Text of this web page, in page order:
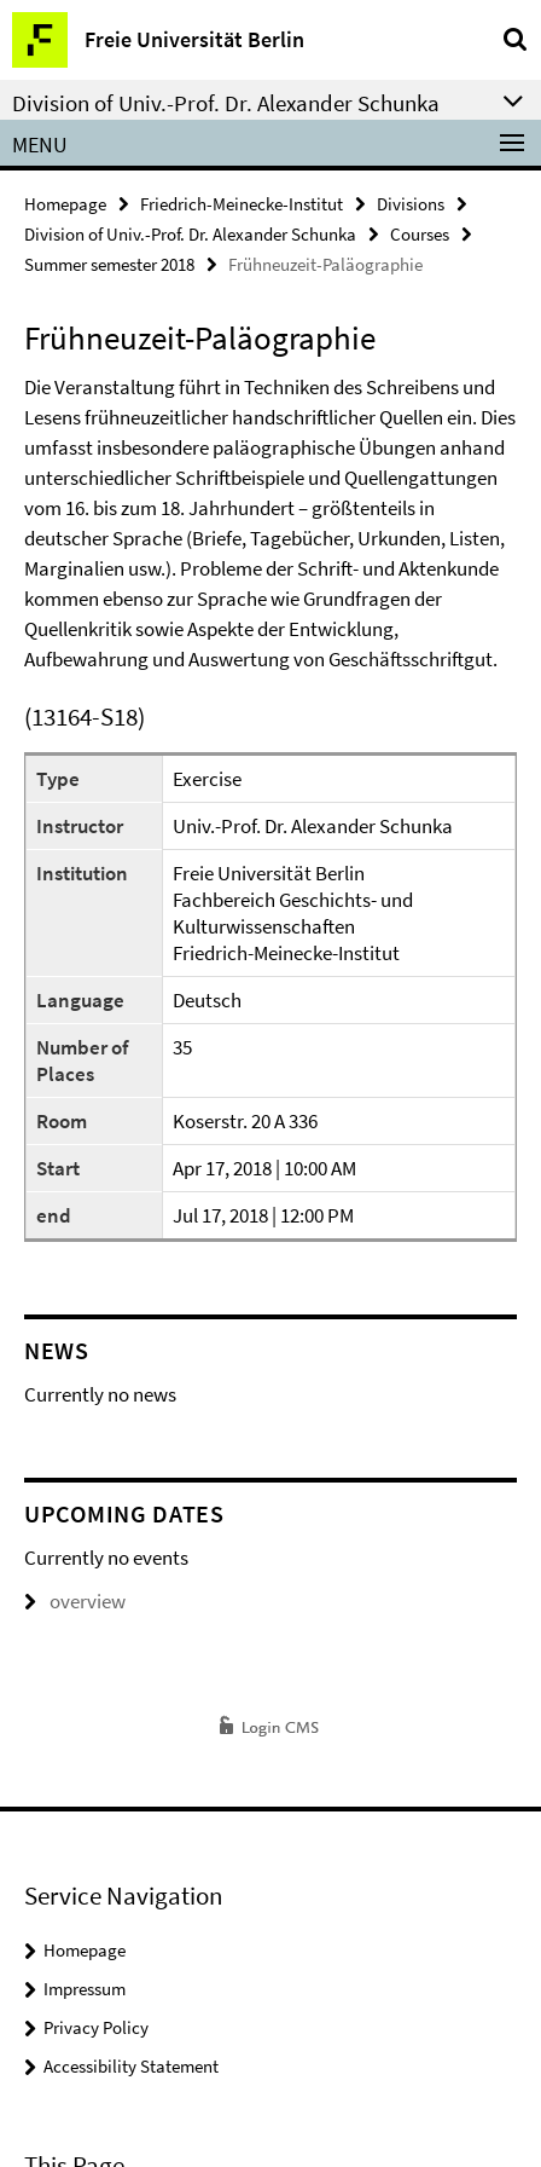
Springe
direkt
zu
Inhalt
Freie Universität Berlin
Service
Navigation
Division of Univ.-Prof. Dr. Alexander Schunka
MENU
Homepage Friedrich-Meinecke-Institut
Divisions
Division of Univ.-Prof. Dr. Alexander Schunka
Courses
Summer semester 2018
Frühneuzeit-Paläographie
Frühneuzeit-Paläographie
Die Veranstaltung führt in Techniken des Schreibens und
Lesens frühneuzeitlicher handschriftlicher Quellen ein. Dies
umfasst insbesondere paläographische Übungen anhand
unterschiedlicher Schriftbeispiele und Quellengattungen
vom 16. bis zum 18. Jahrhundert – größtenteils in
deutscher Sprache (Briefe, Tagebücher, Urkunden, Listen,
Marginalien usw.). Probleme der Schrift- und Aktenkunde
kommen ebenso zur Sprache wie Grundfragen der
Quellenkritik sowie Aspekte der Entwicklung,
Aufbewahrung und Auswertung von Geschäftsschriftgut.
(13164-S18)
Type
Exercise
Instructor
Univ.-Prof. Dr. Alexander Schunka
Institution
Freie Universität Berlin
Fachbereich Geschichts- und
Kulturwissenschaften
Friedrich-Meinecke-Institut
Language
Deutsch
Number of
Places
35
Room
Koserstr. 20 A 336
Start
Apr 17, 2018 | 10:00 AM
end
Jul 17, 2018 | 12:00 PM
NEWS
Currently no news
UPCOMING DATES
Currently no events
overview
Service Navigation
Homepage
Impressum
Privacy Policy
Accessibility Statement